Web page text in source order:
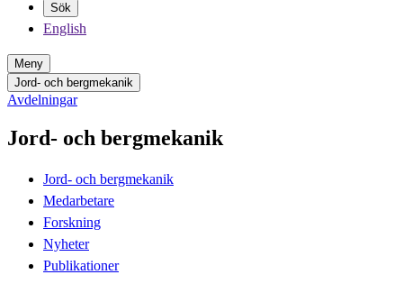
Sök
English
Meny
Jord- och bergmekanik
Avdelningar
Jord- och bergmekanik
Jord- och bergmekanik
Medarbetare
Forskning
Nyheter
Publikationer